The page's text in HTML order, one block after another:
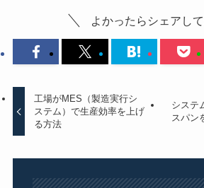
よかったらシェアして
工場がMES（製造実行シ
ステム）で生産効率を上げ
る方法
システ
スパン